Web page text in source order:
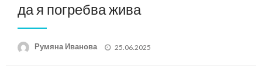
да я погребва жива
Румяна Иванова
Posted
25.06.2025